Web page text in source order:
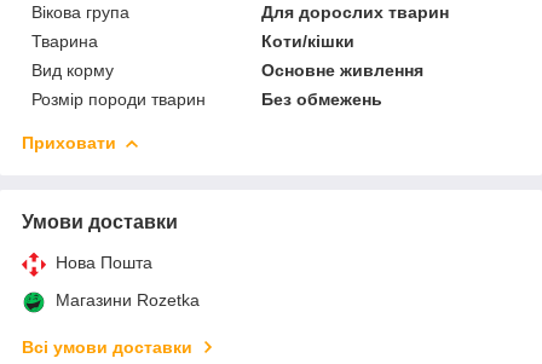
Вікова група
Для дорослих тварин
Тварина
Коти/кішки
Вид корму
Основне живлення
Розмір породи тварин
Без обмежень
Приховати
Умови доставки
Нова Пошта
Магазини Rozetka
Всі умови доставки